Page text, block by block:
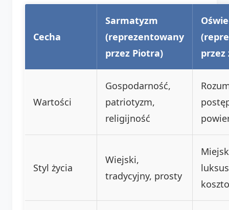
Cecha
Sarmatyzm
(reprezentowany
przez Piotra)
przez
Wartości
Gospodarność,
patriotyzm,
religijność
Styl życia
Wiejski,
tradycyjny, prosty